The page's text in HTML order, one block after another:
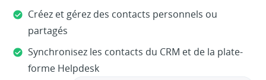
Créez et gérez des contacts personnels ou
partagés
Synchronisez les contacts du CRM et de la plate-
forme Helpdesk